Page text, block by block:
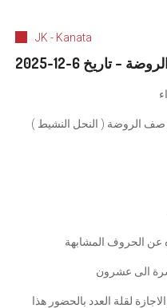
JK - Kanata
– تاريخ 6-12-2025
صف الروضة ( النحل النشيط )
عن الحروف المشابهة
الى عشرون
لقلة العدد بالحضور هذا